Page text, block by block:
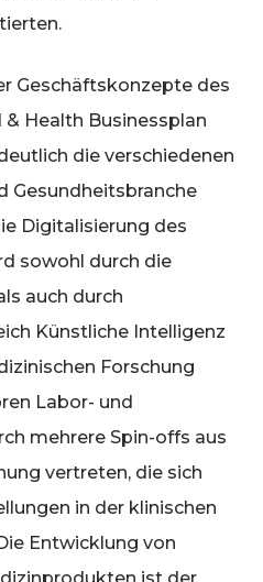
Geschäftskonzepte des
& Health Businessplan
die verschiedenen
Gesundheitsbranche
Digitalisierung des
sowohl durch die
auch durch
Künstliche Intelligenz
Forschung
Labor- und
mehrere Spin-offs aus
vertreten, die sich
in der klinischen
Entwicklung von